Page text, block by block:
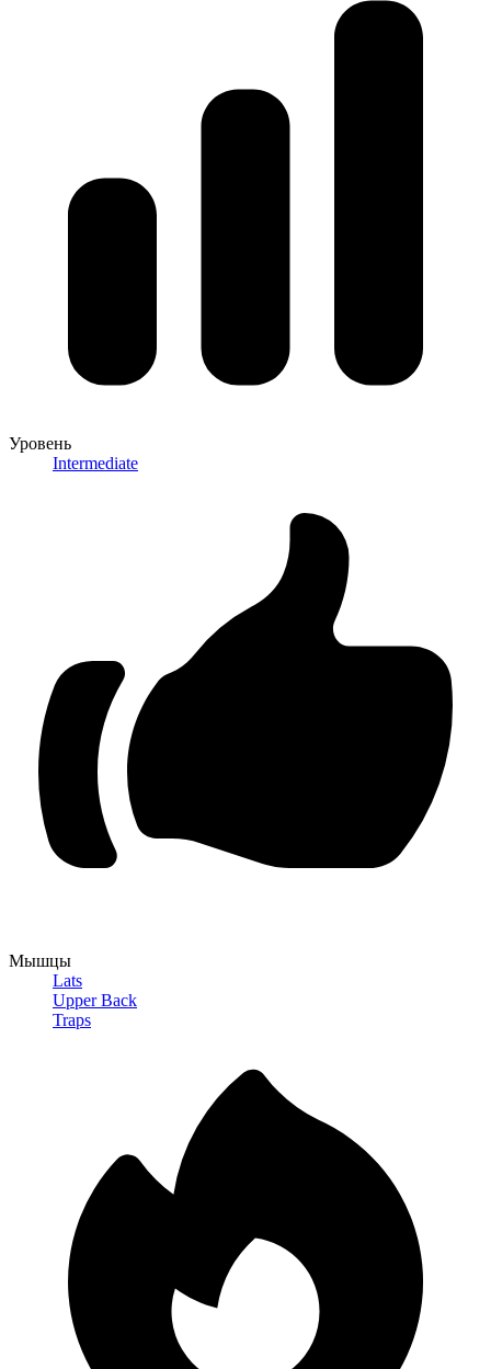
Уровень
Intermediate
Мышцы
Lats
Upper Back
Traps